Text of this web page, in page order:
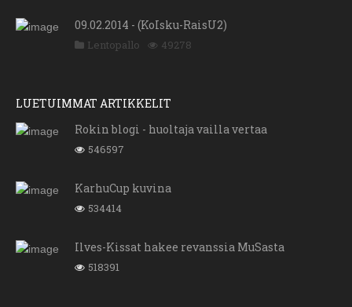
09.02.2014 - (KoIsku-RaisU2)
Lentopallo 49278
LUETUIMMAT ARTIKKELIT
Rokin blogi - huoltaja vailla vertaa
546597
KarhuCup kuvina
534414
Ilves-Kissat hakee revanssia MuSasta
518391